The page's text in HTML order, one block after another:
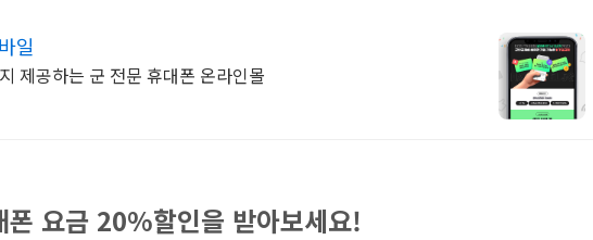
일
제공하는 군 전문 휴대폰 온라인몰
폰 요금 20%할인을 받아보세요!